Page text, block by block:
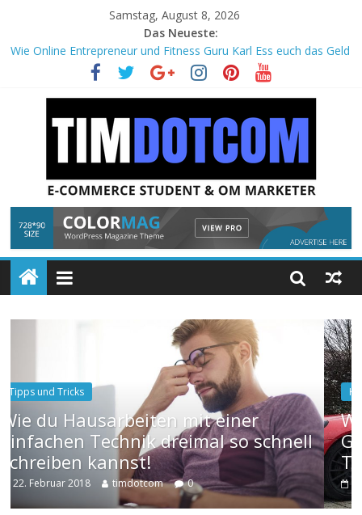
Samstag, August 8, 2026
Das Neueste:
Wie Online Entrepreneur und Fitness Guru Karl Ess euch das Geld
aus der Tasche zieht!
Wie du Hausarbeiten mit einer einfachen Technik dreimal so
schnell schreiben kannst!
so schnell
Karl Ess
Wie Online Entrepreneur
Guru Karl Ess euch das
Tasche zieht!
21. Februar 2018 timdotcom